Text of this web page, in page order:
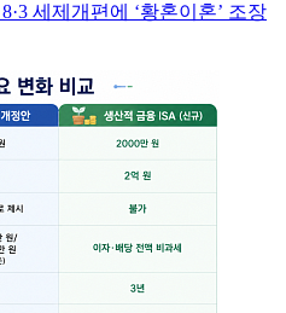
세제개편에 ‘황혼이혼’ 조장